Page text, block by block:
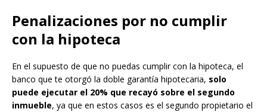
Penalizaciones por no cumplir
con la hipoteca
En el supuesto de que no puedas cumplir con la hipoteca, el
banco que te otorgó la doble garantía hipotecaria, solo
puede ejecutar el 20% que recayó sobre el segundo
inmueble, ya que en estos casos es el segundo propietario el